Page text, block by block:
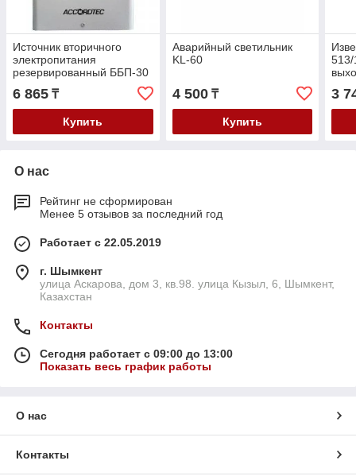
Источник вторичного
электропитания
резервированный ББП-30
(пластиковый корпус)
6 865 ₸
Купить
Аварийный светильник
KL-60
4 500₸
Купить
3
О нас
Рейтинг не сформирован
Менее 5 отзывов за последний год
Работает с 22.05.2019
г. Шымкент
улица Аскарова, дом 3, кв.98. улица Кызыл, 6, Шымкент,
Казахстан
Контакты
Сегодня работает с 09:00 до 13:00
Показать весь график работы
О нас
Контакты